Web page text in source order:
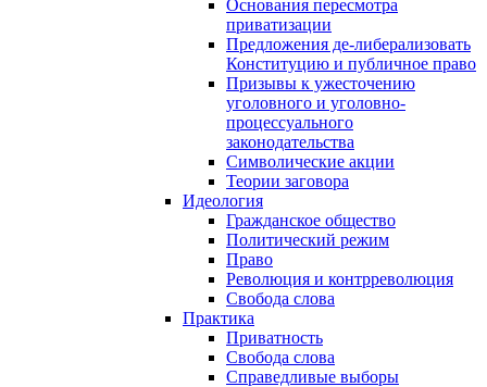
Основания пересмотра
приватизации
Предложения де-либерализовать
Конституцию и публичное право
Призывы к ужесточению
уголовного и уголовно-
процессуального
законодательства
Символические акции
Теории заговора
Идеология
Гражданское общество
Политический режим
Право
Революция и контрреволюция
Свобода слова
Практика
Приватность
Свобода слова
Справедливые выборы